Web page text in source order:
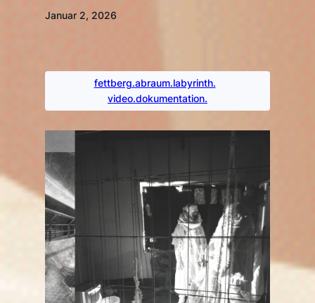
Januar 2, 2026
fettberg.abraum.labyrinth.
video.dokumentation.